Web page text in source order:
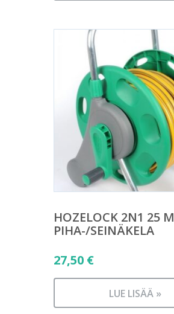
HOZELOCK 2N1 25 M
PIHA-/SEINÄKELA
27,50 €
LUE LISÄÄ »